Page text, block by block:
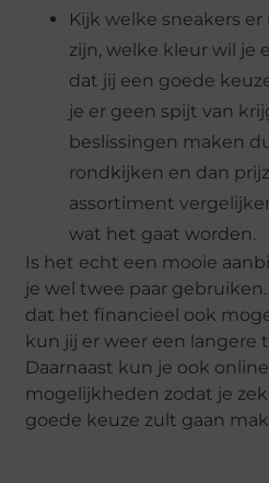
Kijk welke sneakers
zijn, welke kleur wil je
dat jij een goede
je er geen spijt van
beslissingen maken
rondkijken en dan
assortiment
wat het gaat worden.
Is het echt een mooie
je wel twee paar
dat het financieel ook
kun jij er weer een langere
Daarnaast kun je ook
mogelijkheden zodat je
goede keuze zult gaan